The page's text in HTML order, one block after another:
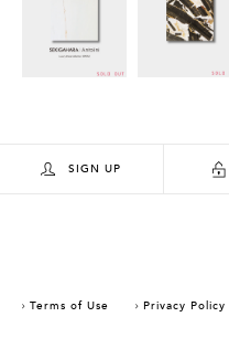
SIGN UP
Terms of Use Privacy Policy